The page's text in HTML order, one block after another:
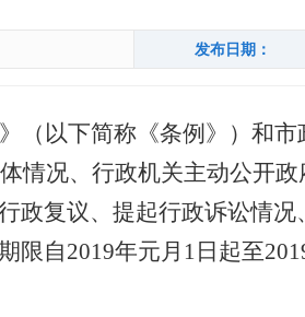
发布日期：
（以下简称《条例 》 ） 和市
情况、行政机关主动公开
政复议、提起行政诉讼情
自2019年元月1日起至